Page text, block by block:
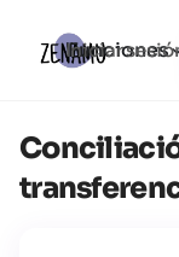
Funciones
Iniciar